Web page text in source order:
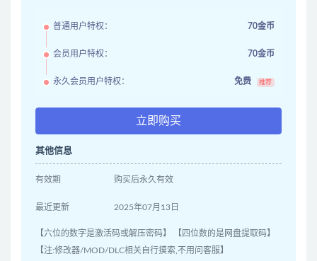
普通用户特权： 70金币
会员用户特权： 70金币
永久会员用户特权： 免费 推荐
立即购买
其他信息
有效期 购买后永久有效
最近更新 2025年07月13日
【六位的数字是激活码或解压密码】 【四位数的是网盘提取码】
【注:修改器/MOD/DLC相关自行摸索,不用问客服】